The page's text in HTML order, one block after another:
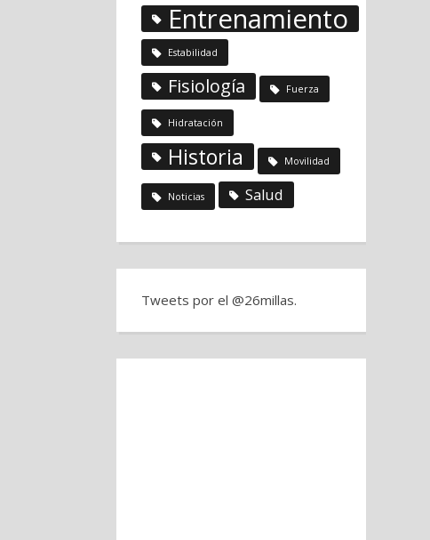
Entrenamiento
Estabilidad
Fisiología Fuerza
Hidratación
Historia Movilidad
Noticias Salud
Tweets por el @26millas.